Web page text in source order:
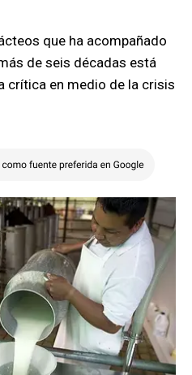
que ha acompañado
de seis décadas está
crítica en medio de la crisis